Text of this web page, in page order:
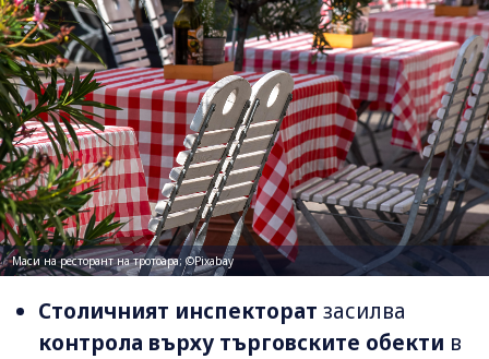
Маси на ресторант на тротоара; ©Pixabay
Столичният инспекторат засилва
контрола върху търговските обекти в